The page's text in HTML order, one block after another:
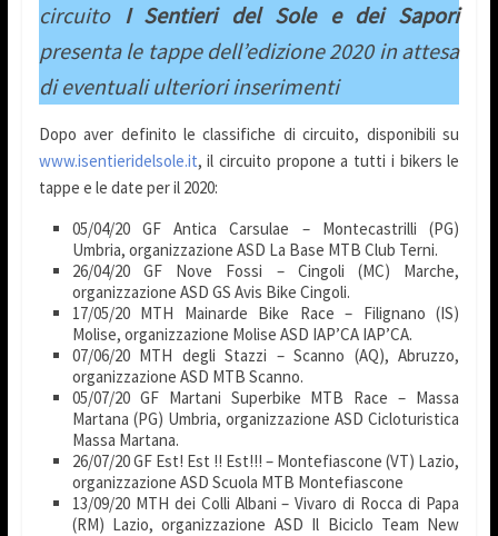
circuito I Sentieri del Sole e dei Sapori
presenta le tappe dell’edizione 2020 in attesa
di eventuali ulteriori inserimenti
Dopo aver definito le classifiche di circuito, disponibili su
www.isentieridelsole.it, il circuito propone a tutti i bikers le
tappe e le date per il 2020:
05/04/20 GF Antica Carsulae – Montecastrilli (PG)
Umbria, organizzazione ASD La Base MTB Club Terni.
26/04/20 GF Nove Fossi – Cingoli (MC) Marche,
organizzazione ASD GS Avis Bike Cingoli.
17/05/20 MTH Mainarde Bike Race – Filignano (IS)
Molise, organizzazione Molise ASD IAP’CA IAP’CA.
07/06/20 MTH degli Stazzi – Scanno (AQ), Abruzzo,
organizzazione ASD MTB Scanno.
05/07/20 GF Martani Superbike MTB Race – Massa
Martana (PG) Umbria, organizzazione ASD Cicloturistica
Massa Martana.
26/07/20 GF Est! Est !! Est!!! – Montefiascone (VT) Lazio,
organizzazione ASD Scuola MTB Montefiascone
13/09/20 MTH dei Colli Albani – Vivaro di Rocca di Papa
(RM) Lazio, organizzazione ASD Il Biciclo Team New